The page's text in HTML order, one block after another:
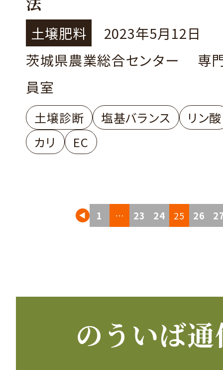
土壌肥料
2023年5月12日
茨城県農業総合センター 専
員室
土壌診断 塩基バランス
リン酸
カリ
EC
1 … 23 24 25 26
のういば